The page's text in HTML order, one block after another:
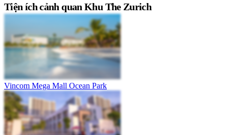
Tiện ích cảnh quan Khu The Zurich
Vincom Mega Mall Ocean Park